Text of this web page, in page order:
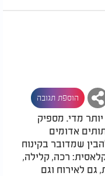
הוספת תגובה
מדי. מספיק
אדומים
שמדובר בקינוח
רכה, קלילה,
לאירוח וגם